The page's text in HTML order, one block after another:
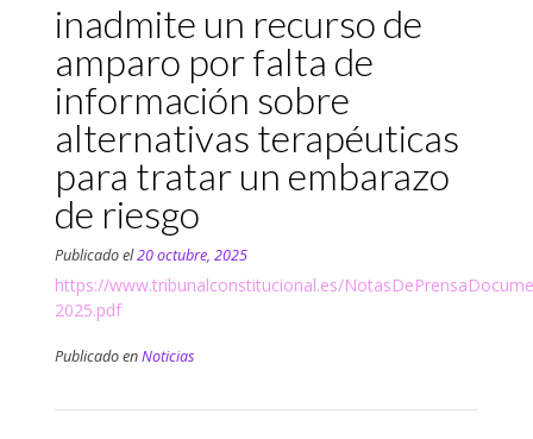
inadmite un recurso de
amparo por falta de
información sobre
alternativas terapéuticas
para tratar un embarazo
de riesgo
Publicado el20 octubre, 2025
https://www.tribunalconstitucional.es/
2025.pdf
Publicado enNoticias